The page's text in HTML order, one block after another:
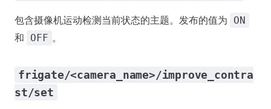
包含摄像机运动检测当前状态的主题。发布的值为 ON
和 OFF 。
frigate/<camera_name>/improve_contra
st/set